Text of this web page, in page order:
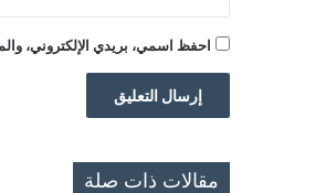
احفظ اسمي، بريدي الإلكتروني،
مقالات ذات صلة